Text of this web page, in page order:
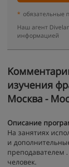
* обязательные
Наш агент
информацией
изучения
Москва -
Описание
На занятиях
и
преподавателем
человек.